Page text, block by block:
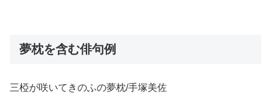
夢枕を含む俳句例
三椏が咲いてきのふの夢枕/手塚美佐